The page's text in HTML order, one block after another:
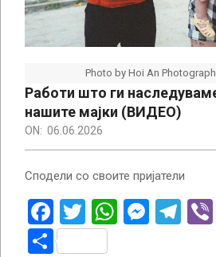
Photo by Hoi An
Работи што ги
нашите мајки (ВИДЕО)
ON: 06.06.2026
Сподели со своите пријатели
Facebook
Twitter
Share